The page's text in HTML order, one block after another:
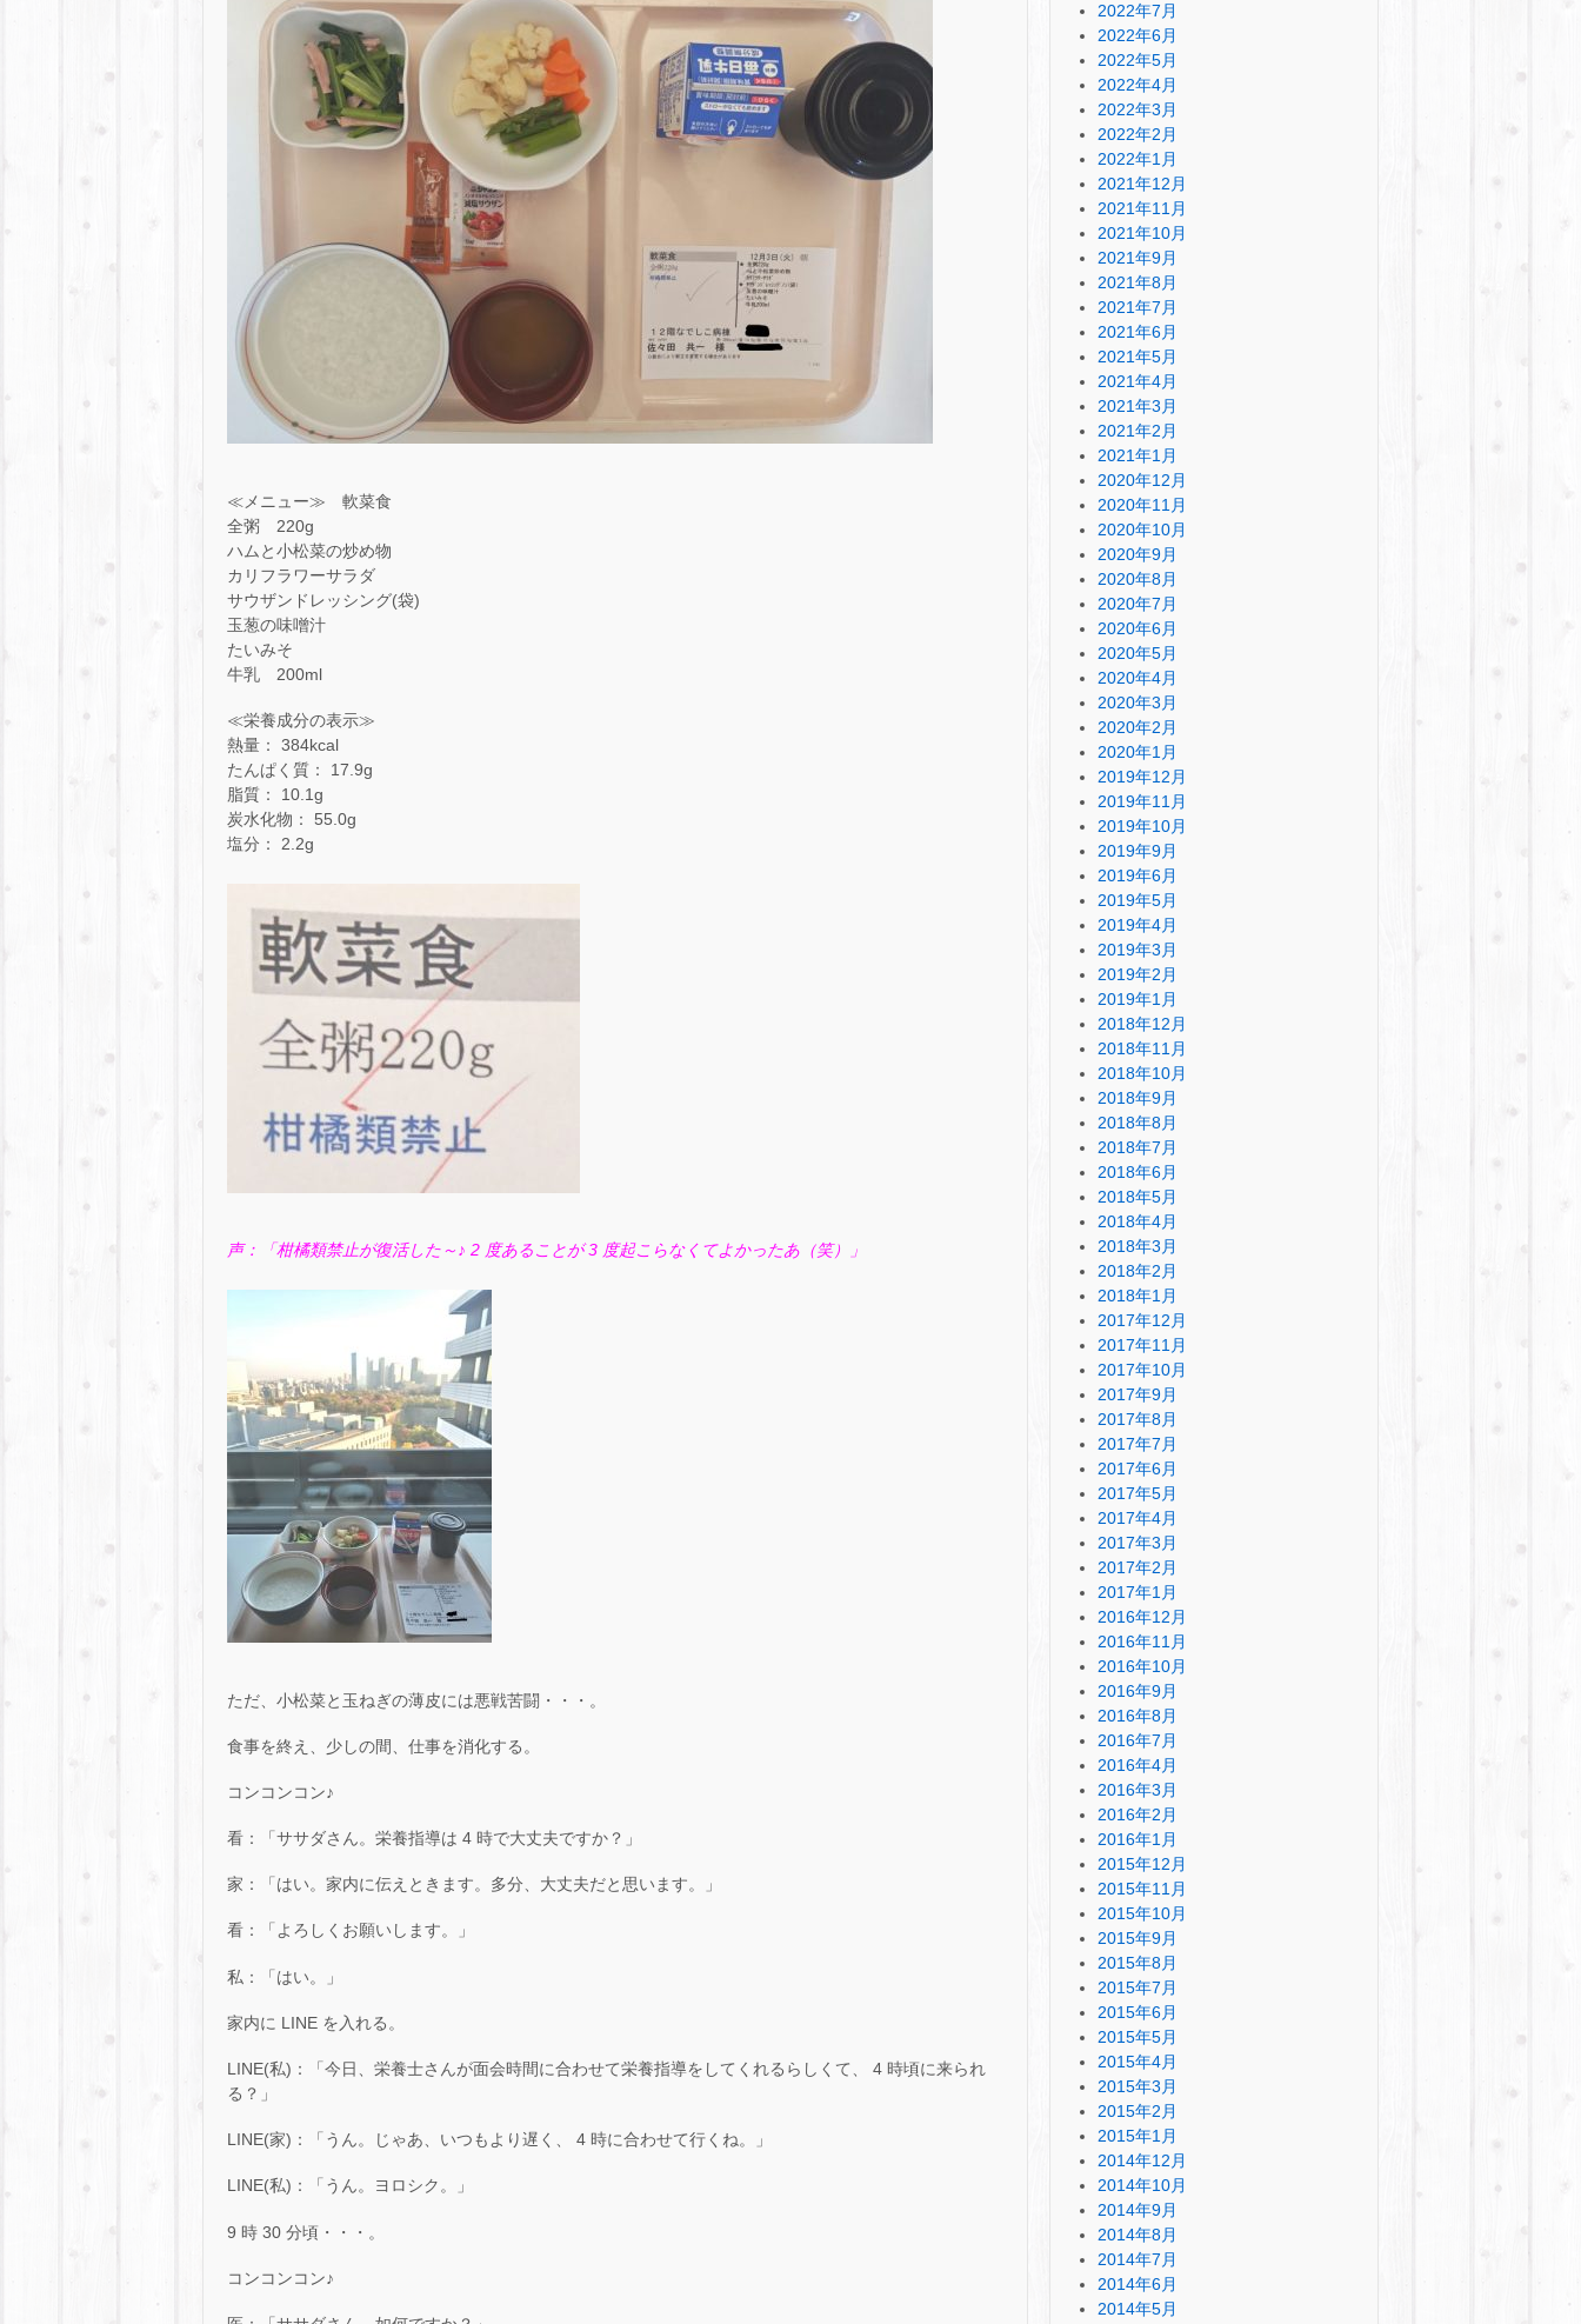
≪メニュー≫ 軟菜食
全粥 220g
ハムと小松菜の炒め物
カリフラワーサラダ
サウザンドレッシング(袋)
玉葱の味噌汁
たいみそ
牛乳 200ml
≪栄養成分の表示≫
熱量： 384kcal
たんぱく質： 17.9g
脂質： 10.1g
炭水化物： 55.0g
塩分： 2.2g
声：「柑橘類禁止が復活した～♪ 2 度あることが 3 度起こらなくてよかったあ（笑）」
ただ、小松菜と玉ねぎの薄皮には悪戦苦闘・・・。
食事を終え、少しの間、仕事を消化する。
コンコンコン♪
看：「ササダさん。栄養指導は 4 時で大丈夫ですか？」
家：「はい。家内に伝えときます。多分、大丈夫だと思います。」
看：「よろしくお願いします。」
私：「はい。」
家内に LINE を入れる。
LINE(私)：「今日、栄養士さんが面会時間に合わせて栄養指導をしてくれるらしくて、 4 時頃に来られ
る？」
LINE(家)：「うん。じゃあ、いつもより遅く、 4 時に合わせて行くね。」
LINE(私)：「うん。ヨロシク。」
9 時 30 分頃・・・。
コンコンコン♪
2022年7月
2022年6月
2022年5月
2022年4月
2022年3月
2022年2月
2022年1月
2021年12月
2021年11月
2021年10月
2021年9月
2021年8月
2021年7月
2021年6月
2021年5月
2021年4月
2021年3月
2021年2月
2021年1月
2020年12月
2020年11月
2020年10月
2020年9月
2020年8月
2020年7月
2020年6月
2020年5月
2020年4月
2020年3月
2020年2月
2020年1月
2019年12月
2019年11月
2019年10月
2019年9月
2019年6月
2019年5月
2019年4月
2019年3月
2019年2月
2019年1月
2018年12月
2018年11月
2018年10月
2018年9月
2018年8月
2018年7月
2018年6月
2018年5月
2018年4月
2018年3月
2018年2月
2018年1月
2017年12月
2017年11月
2017年10月
2017年9月
2017年8月
2017年7月
2017年6月
2017年5月
2017年4月
2017年3月
2017年2月
2017年1月
2016年12月
2016年11月
2016年10月
2016年9月
2016年8月
2016年7月
2016年4月
2016年3月
2016年2月
2016年1月
2015年12月
2015年11月
2015年10月
2015年9月
2015年8月
2015年7月
2015年6月
2015年5月
2015年4月
2015年3月
2015年2月
2015年1月
2014年12月
2014年10月
2014年9月
2014年8月
2014年7月
2014年6月
2014年5月